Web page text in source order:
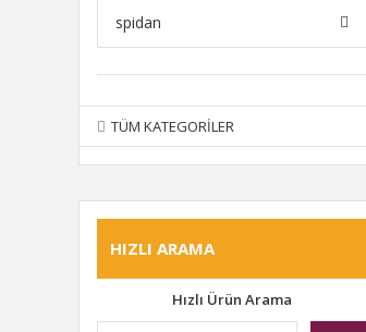
spidan
TÜM KATEGORILER
HIZLI ARAMA
Hızlı Ürün Arama